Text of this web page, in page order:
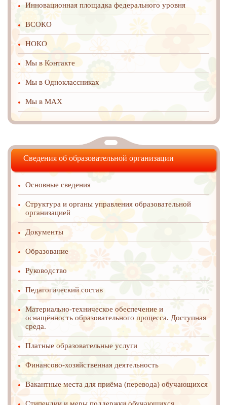
Инновационная площадка федерального уровня
ВСОКО
НОКО
Мы в Контакте
Мы в Одноклассниках
Мы в MAX
Сведения об образовательной организации
Основные сведения
Структура и органы управления образовательной
организацией
Документы
Образование
Руководство
Педагогический состав
Материально-техническое обеспечение и
оснащённость образовательного процесса. Доступная
среда.
Платные образовательные услуги
Финансово-хозяйственная деятельность
Вакантные места для приёма (перевода) обучающихся